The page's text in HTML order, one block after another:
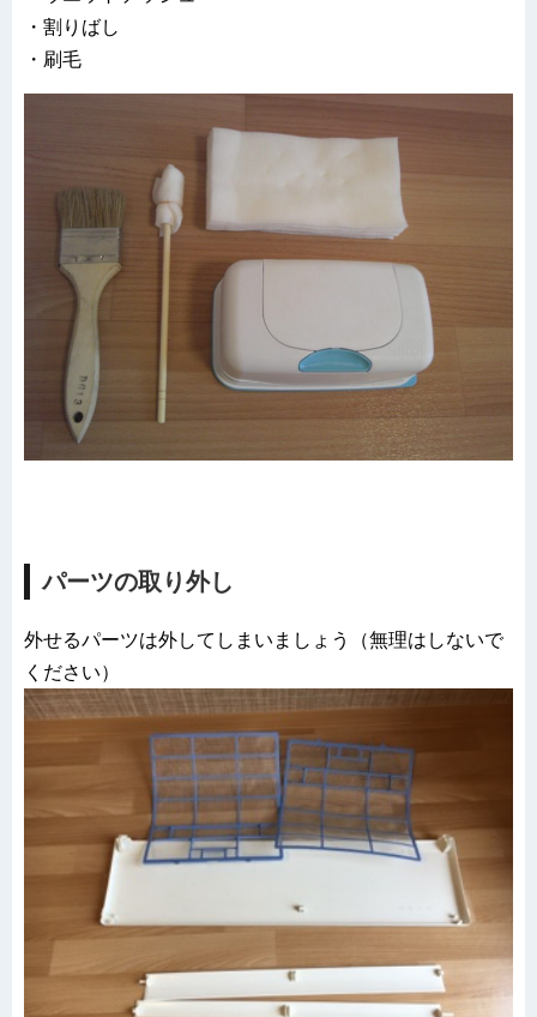
・割りばし
・刷毛
パーツの取り外し
外せるパーツは外してしまいましょう（無理はしないで
ください）